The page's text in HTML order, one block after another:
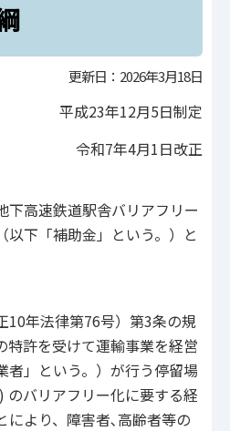
更新日：2026年3月18日
平成23年12月5日制定
令和7年4月1日改正
下高速鉄道駅舎バリアフリー
以下「補助金」という。）と
10年法律第76号）第3条の規
特許を受けて運輸事業を経営
者」という。）が行う停留場
のバリアフリー化に要する経
により、障害者､高齢者等の